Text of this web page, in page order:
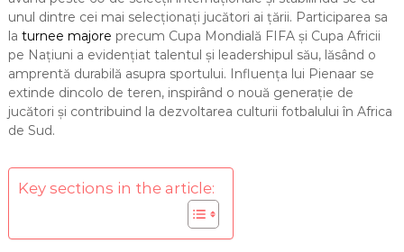
unul dintre cei mai selecționați jucători ai țării. Participarea sa
la turnee majore precum Cupa Mondială FIFA și Cupa Africii
pe Națiuni a evidențiat talentul și leadershipul său, lăsând o
amprentă durabilă asupra sportului. Influența lui Pienaar se
extinde dincolo de teren, inspirând o nouă generație de
jucători și contribuind la dezvoltarea culturii fotbalului în Africa
de Sud.
Key sections in the article: